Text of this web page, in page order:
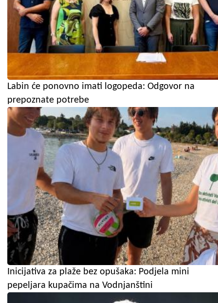
Labin će ponovno imati logopeda: Odgovor na
prepoznate potrebe
Inicijativa za plaže bez opušaka: Podjela mini
pepeljara kupačima na Vodnjanštini